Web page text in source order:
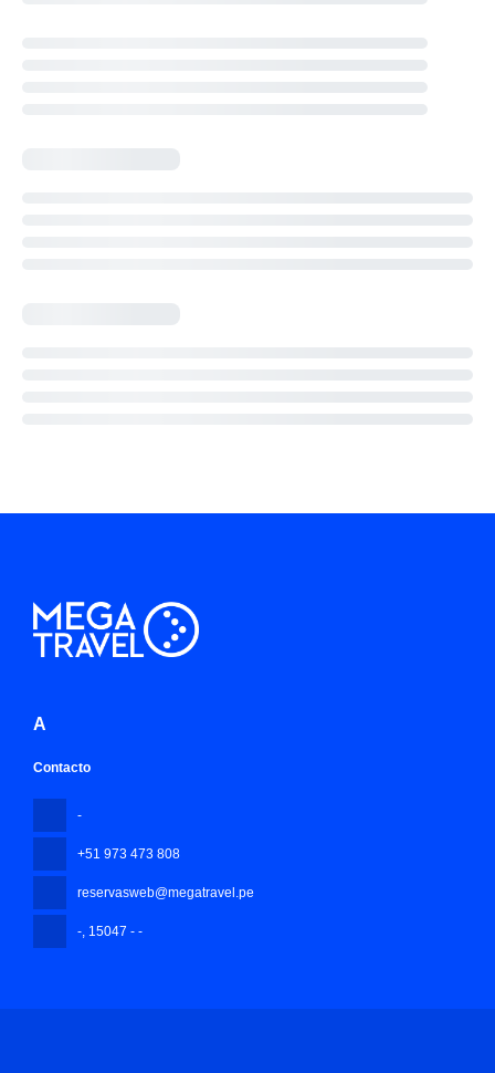
A
Contacto
-
+51 973 473 808
reservasweb@megatravel.pe
- , 15047 - -